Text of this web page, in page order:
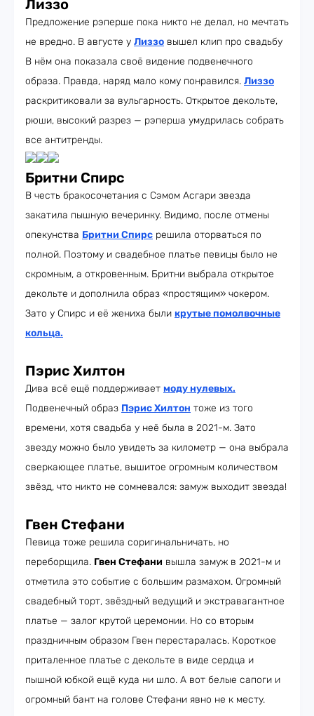
Лиззо
Предложение рэперше пока никто не делал, но мечтать
не вредно. В августе у Лиззо вышел клип про свадьбу
В нём она показала своё видение подвенечного
образа. Правда, наряд мало кому понравился. Лиззо
раскритиковали за вульгарность. Открытое декольте,
рюши, высокий разрез — рэперша умудрилась собрать
все антитренды.
Бритни Спирс
В честь бракосочетания с Сэмом Асгари звезда
закатила пышную вечеринку. Видимо, после отмены
опекунства Бритни Спирс решила оторваться по
полной. Поэтому и свадебное платье певицы было не
скромным, а откровенным. Бритни выбрала открытое
декольте и дополнила образ «простящим» чокером.
Зато у Спирс и её жениха были крутые помолвочные
кольца.
Пэрис Хилтон
Дива всё ещё поддерживает моду нулевых.
Подвенечный образ Пэрис Хилтон тоже из того
времени, хотя свадьба у неё была в 2021-м. Зато
звезду можно было увидеть за километр — она выбрала
сверкающее платье, вышитое огромным количеством
звёзд, что никто не сомневался: замуж выходит звезда!
Гвен Стефани
Певица тоже решила соригинальничать, но
переборщила. Гвен Стефани вышла замуж в 2021-м и
отметила это событие с большим размахом. Огромный
свадебный торт, звёздный ведущий и экстравагантное
платье — залог крутой церемонии. Но со вторым
праздничным образом Гвен перестаралась. Короткое
приталенное платье с декольте в виде сердца и
пышной юбкой ещё куда ни шло. А вот белые сапоги и
огромный бант на голове Стефани явно не к месту.